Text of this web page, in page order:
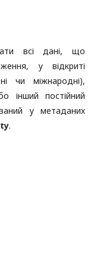
всі дані, що
у відкриті
чи міжнародні),
інший постійний
у метаданих
.